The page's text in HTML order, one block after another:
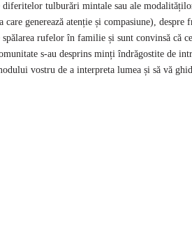
diferitelor tulburări mintale sau ale
generează atenție și compasiune), despre
rufelor în familie și sunt convinsă că
s-au desprins minți îndrăgostite de
vostru de a interpreta lumea și să vă